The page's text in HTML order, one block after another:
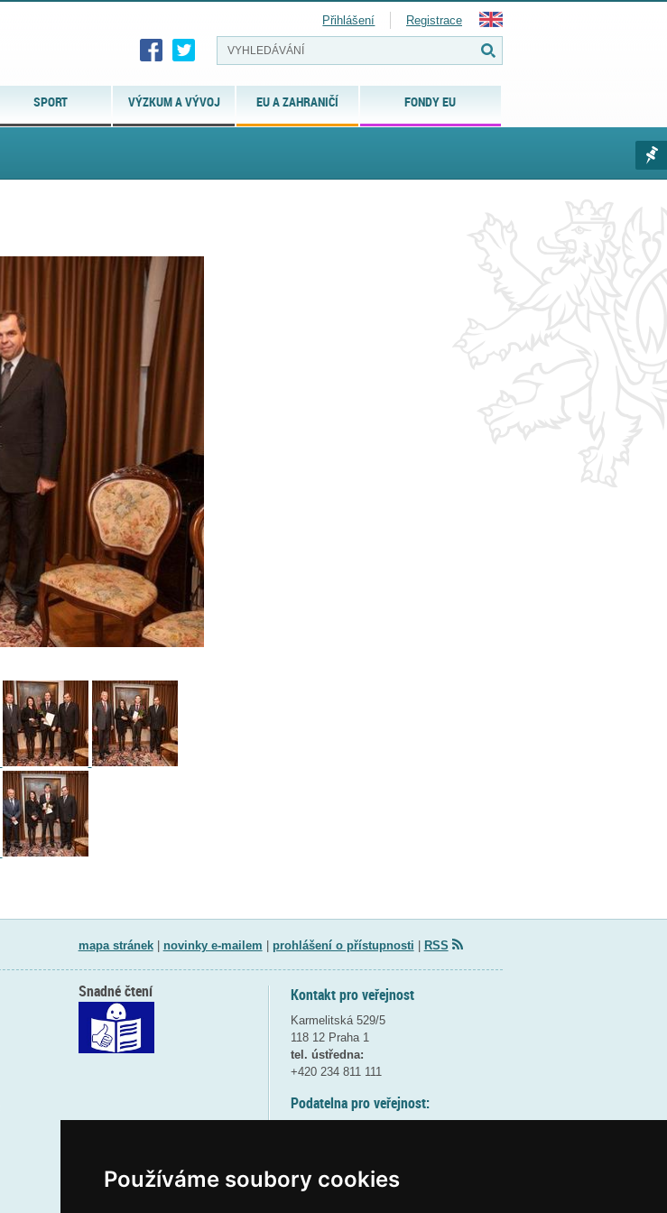
Používáme soubory cookies
SPORT VÝZKUM A VÝVOJ EU A ZAHRANIČÍ FONDY EU
Přihlášení Registrace
mapa stránek| novinky e-mailem prohlášení o přístupnosti RSS
Kontakt pro veřejnost
Karmelitská 529/5
118 12 Praha 1
tel. ústředna:
+420 234 811 111
Podatelna pro veřejnost:
Snadné čtení